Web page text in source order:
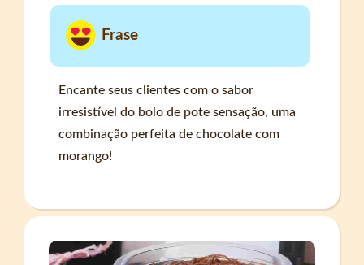
Frase
Encante seus clientes com o sabor
irresistível do bolo de pote sensação, uma
combinação perfeita de chocolate com
morango!